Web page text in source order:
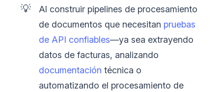
💡
Al construir pipelines de procesamiento
de documentos que necesitan pruebas
de API confiables—ya sea extrayendo
datos de facturas, analizando
documentación técnica o
automatizando el procesamiento de